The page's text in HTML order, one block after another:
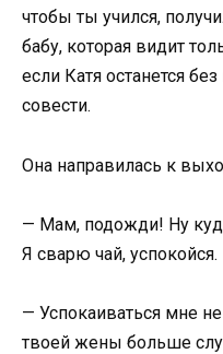
чтобы ты учился,
бабу, которая видит
если Катя останется
совести.
Она направилась к
— Мам, подожди! Ну
Я сварю чай, успокойся.
— Успокаиваться мне
твоей жены больше